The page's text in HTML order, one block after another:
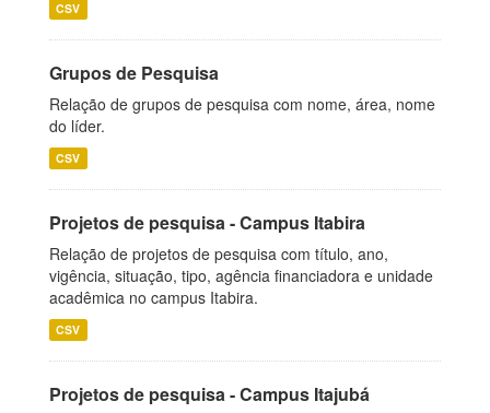
CSV
Grupos de Pesquisa
Relação de grupos de pesquisa com nome, área, nome
do líder.
CSV
Projetos de pesquisa - Campus Itabira
Relação de projetos de pesquisa com título, ano,
vigência, situação, tipo, agência financiadora e unidade
acadêmica no campus Itabira.
CSV
Projetos de pesquisa - Campus Itajubá